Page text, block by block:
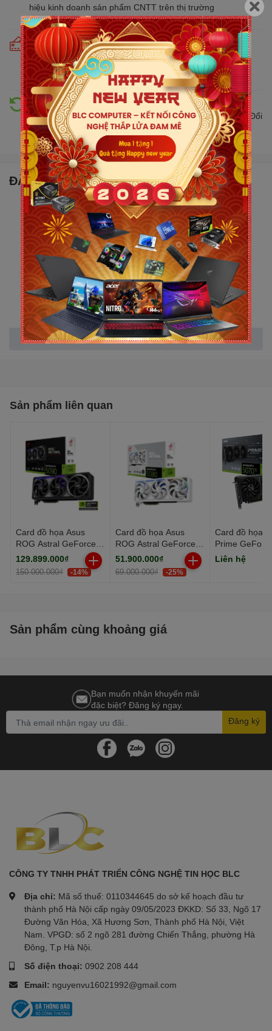
hiệu kinh doanh sản phẩm CNTT trên thị trường
Cam kết giá tốt
Giá tốt hơn từ 10% - 30% so với thị trường. Liên tục cập
nhật giá mới nhất, cạnh tranh
Hỗ trợ đổi trả
Đổi trả hàng lên đến 30 ngày nếu có lỗi do nhà sản xuất. Đổi
trả hàng không cần lý do với mức phí ưu đãi
ĐẶC ĐIỂM NỔI BẬT
Chip đồ họa: Geforce RTX 5060
Bộ nhớ trong: 8Gb
Kiểu bộ nhớ: GDDR7
Tốc độ bộ nhớ: 28 Gbps
Default mode: 2535MHz (Boost Clock)
DirectX: 12 Ultimate
Xem thêm
Sản phẩm liên quan
Card đồ họa Asus
ROG Astral GeForce
RTX 5090 32GB OC
Edition (GDDR7/ 512
bit)
129.899.000₫
150.000.000₫ -14%
Card đồ họa Asus
ROG Astral GeForce
RTX 5080 16GB
GDDR7 WHITE OC
Edition (GDDR7/ 256
51.900.000₫
69.000.000₫ -25%
Card đồ họa
Prime
5070 Ti 16GB
Edition
Liên hệ
Sản phẩm cùng khoảng giá
Bạn muốn nhận khuyến mãi
đặc biệt? Đăng ký ngay.
Đăng ký
CÔNG TY TNHH PHÁT TRIỂN CÔNG NGHỆ TIN HỌC BLC
Địa chỉ: Mã số thuế: 0110344645 do sở kế hoạch đầu tư
thành phố Hà Nội cấp ngày 09/05/2023 ĐKKD: Số 33, Ngõ 17
Đường Văn Hóa, Xã Hương Sơn, Thành phố Hà Nội, Việt
Nam. VPGD: số 2 ngõ 281 đường Chiến Thắng, phường Hà
Đông, T.p Hà Nội.
Số điện thoại: 0902 208 444
Email: nguyenvu16021992@gmail.com